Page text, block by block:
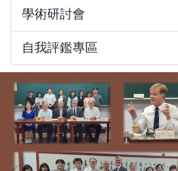
學術研討會
自我評鑑專區